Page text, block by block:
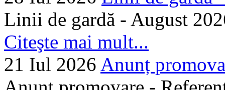
Linii de gardă - August
Citeşte mai mult...
21 Iul 2026 Anunț